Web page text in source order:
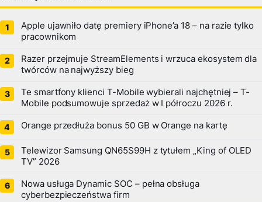
Apple ujawniło datę premiery iPhone’a 18 – na razie tylko
pracownikom
Razer przejmuje StreamElements i wrzuca ekosystem dla
twórców na najwyższy bieg
Te smartfony klienci T-Mobile wybierali najchętniej – T-
Mobile podsumowuje sprzedaż w I półroczu 2026 r.
Orange przedłuża bonus 50 GB w Orange na kartę
Telewizor Samsung QN65S99H z tytułem „King of OLED
TV” 2026
Nowa usługa Dynamic SOC – pełna obsługa
cyberbezpieczeństwa firm